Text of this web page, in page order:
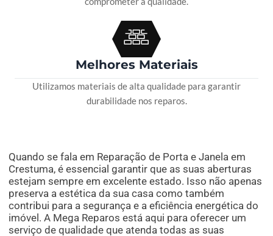
Melhores Materiais
Utilizamos materiais de alta qualidade para garantir
durabilidade nos reparos.
Quando se fala em Reparação de Porta e Janela em
Crestuma, é essencial garantir que as suas aberturas
estejam sempre em excelente estado. Isso não apenas
preserva a estética da sua casa como também
contribui para a segurança e a eficiência energética do
imóvel. A Mega Reparos está aqui para oferecer um
serviço de qualidade que atenda todas as suas